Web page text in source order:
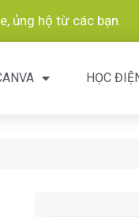
ủng hộ từ các bạn.​
HỌC